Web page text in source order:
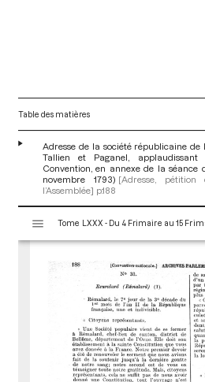
Table des matières
Adresse de la société républicaine de
Tallien et Paganel,
Convention, en annexe de la
novembre 1793) [Adresse,
l’Assemblée] p.188
s